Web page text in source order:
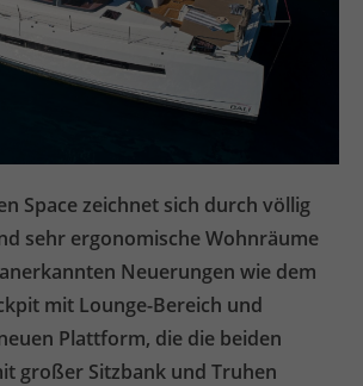
Space zeichnet sich durch völlig
sehr ergonomische Wohnräume
Neuerungen wie dem
mit Lounge-Bereich und
Plattform, die die beiden
großer Sitzbank und Truhen